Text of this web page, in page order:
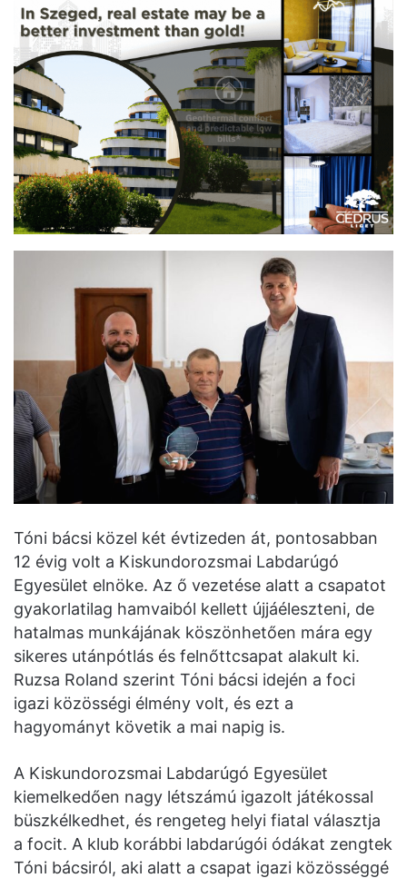
Tóni bácsi közel két évtizeden át, pontosabban
12 évig volt a Kiskundorozsmai Labdarúgó
Egyesület elnöke. Az ő vezetése alatt a csapatot
gyakorlatilag hamvaiból kellett újjáéleszteni, de
hatalmas munkájának köszönhetően mára egy
sikeres utánpótlás és felnőttcsapat alakult ki.
Ruzsa Roland szerint Tóni bácsi idején a foci
igazi közösségi élmény volt, és ezt a
hagyományt követik a mai napig is.
A Kiskundorozsmai Labdarúgó Egyesület
kiemelkedően nagy létszámú igazolt játékossal
büszkélkedhet, és rengeteg helyi fiatal választja
a focit. A klub korábbi labdarúgói ódákat zengtek
Tóni bácsiról, aki alatt a csapat igazi közösséggé